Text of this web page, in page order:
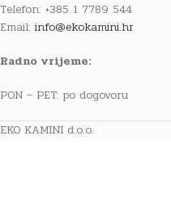
Telefon: +385 1 7789 544
Email: info@ekokamini.hr
Radno vrijeme:
PON – PET: po dogovoru
EKO KAMINI d.o.o.